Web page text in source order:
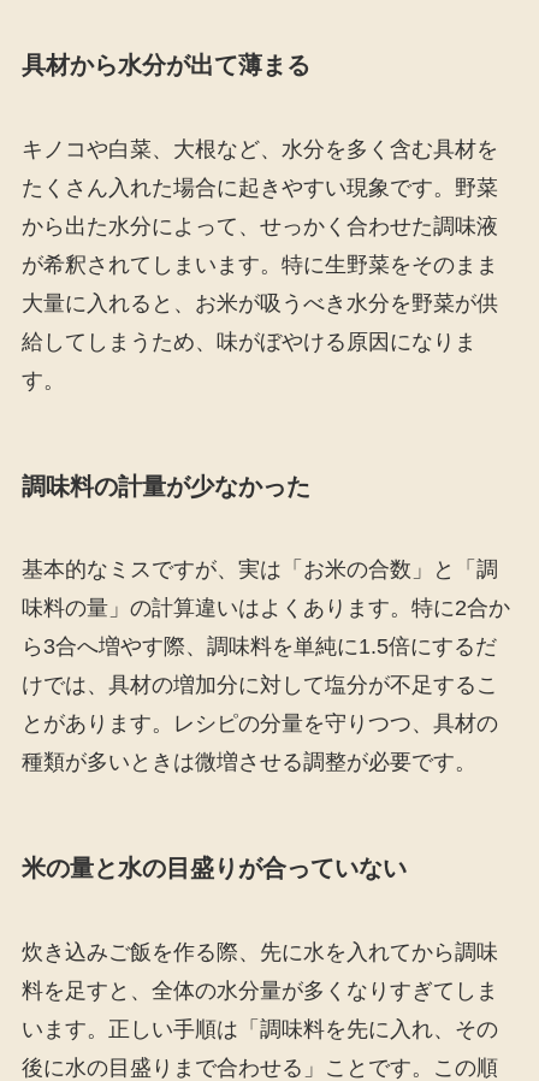
具材から水分が出て薄まる
キノコや白菜、大根など、水分を多く含む具材を
たくさん入れた場合に起きやすい現象です。野菜
から出た水分によって、せっかく合わせた調味液
が希釈されてしまいます。特に生野菜をそのまま
大量に入れると、お米が吸うべき水分を野菜が供
給してしまうため、味がぼやける原因になりま
す。
調味料の計量が少なかった
基本的なミスですが、実は「お米の合数」と「調
味料の量」の計算違いはよくあります。特に2合か
ら3合へ増やす際、調味料を単純に1.5倍にするだ
けでは、具材の増加分に対して塩分が不足するこ
とがあります。レシピの分量を守りつつ、具材の
種類が多いときは微増させる調整が必要です。
米の量と水の目盛りが合っていない
炊き込みご飯を作る際、先に水を入れてから調味
料を足すと、全体の水分量が多くなりすぎてしま
います。正しい手順は「調味料を先に入れ、その
後に水の目盛りまで合わせる」ことです。この順